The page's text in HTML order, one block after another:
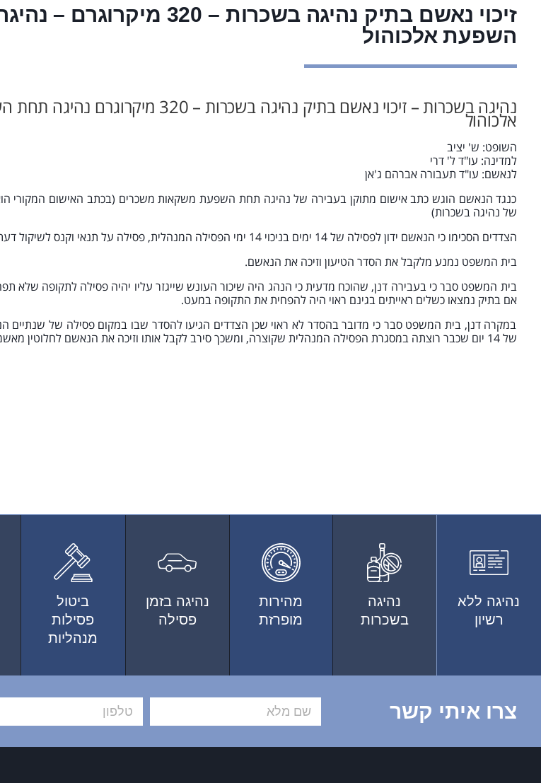
זיכוי נאשם בתיק נהיגה בשכרות – 320
השפעת אלכוהול
נהיגה בשכרות – זיכוי נאשם בתיק נהיגה בשכרות – 320
אלכוהול
השופט: ש' יציב
למדינה: עו"ד ל' דרי
לנאשם: עו"ד תעבורה אברהם ג'אן
כנגד הנאשם הוגש כתב אישום מתוקן בעבירה של נהיגה תחת השפעת משקאות משכרים (בכתב האישום המקורי
של נהיגה בשכרות)
הצדדים הסכימו כי הנאשם ידון לפסילה של 14 ימים בניכוי 14 ימי הפסילה המנהלית, פסילה על תנאי וקנס לשיקול דעת בית המשפט.
בית המשפט נמנע מלקבל את הסדר הטיעון וזיכה את הנאשם.
בית המשפט סבר כי בעבירה דנן, שהוכח מדעית כי הנהג היה שיכור העונש שייגזר עליו יהיה פסילה לתקופה שלא
אם בתיק נמצאו כשלים ראייתים בגינם ראוי היה להפחית את התקופה במעט.
במקרה דנן, בית המשפט סבר כי מדובר בהסדר לא ראוי שכן הצדדים הגיעו להסדר שבו במקום פסילה של שנתיים
של 14 יום שכבר רוצתה במסגרת הפסילה המנהלית שקוצרה, ומשכך סירב לקבל אותו וזיכה את הנאשם לחלוטין מאשמה.
נהיגה ללא
רשיון
נהיגה
בשכרות
מהירות
מופרזת
נהיגה בזמן
פסילה
ביטול
פסילות
מנהליות
צרו איתי קשר